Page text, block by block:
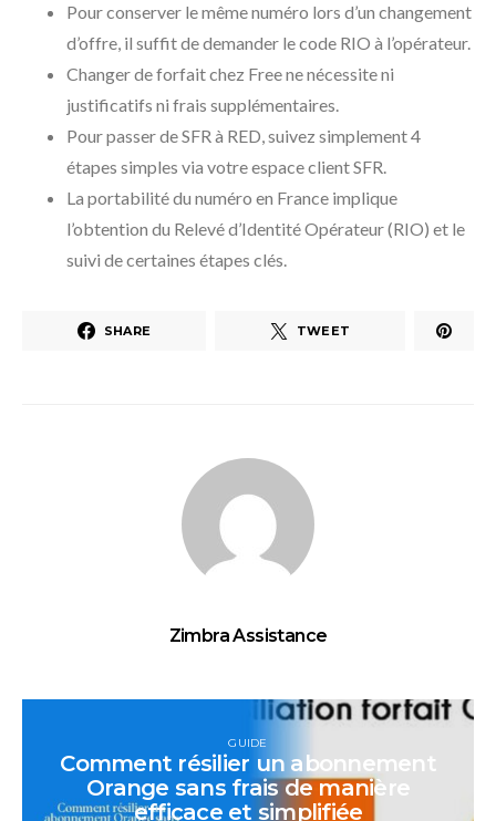
Pour conserver le même numéro lors d’un changement
d’offre, il suffit de demander le code RIO à l’opérateur.
Changer de forfait chez Free ne nécessite ni
justificatifs ni frais supplémentaires.
Pour passer de SFR à RED, suivez simplement 4
étapes simples via votre espace client SFR.
La portabilité du numéro en France implique
l’obtention du Relevé d’Identité Opérateur (RIO) et le
suivi de certaines étapes clés.
SHARE TWEET
Zimbra Assistance
GUIDE
Comment résilier un abonnement
Orange sans frais de manière
efficace et simplifiée